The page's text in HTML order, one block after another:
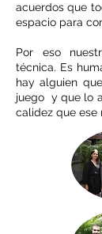
acuerdos que
espacio para
Por eso
técnica. Es
hay alguien
juego y que lo
calidez que ese